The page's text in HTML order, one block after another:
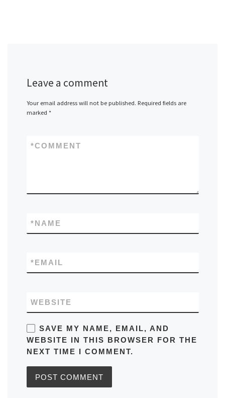
Leave a comment
Your email address will not be published. Required fields are
marked *
COMMENT
*
NAME
*
EMAIL
*
WEBSITE
SAVE MY NAME, EMAIL, AND
WEBSITE IN THIS BROWSER FOR THE
NEXT TIME I COMMENT.